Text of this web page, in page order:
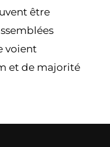
être
voient
et de majorité